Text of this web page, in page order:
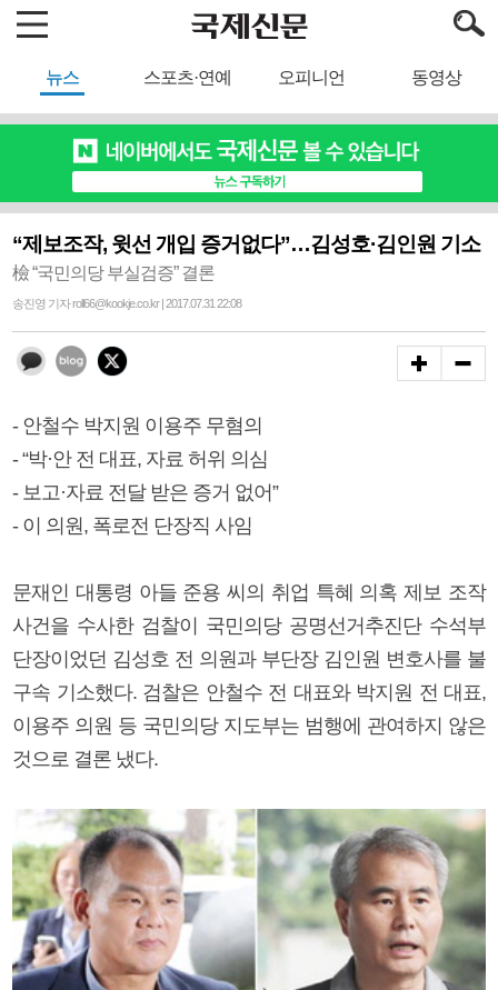
뉴스 스포츠·연예 오피니언 동영상
“제보조작, 윗선 개입 증거없다”…김성호·김인원 기소
檢 “국민의당 부실검증” 결론
송진영 기자 roll66@kookje.co.kr | 2017.07.31 22:08
- 안철수 박지원 이용주 무혐의
- “박·안 전 대표, 자료 허위 의심
- 보고·자료 전달 받은 증거 없어”
- 이 의원, 폭로전 단장직 사임
문재인 대통령 아들 준용 씨의 취업 특혜 의혹 제보 조작
사건을 수사한 검찰이 국민의당 공명선거추진단 수석부
단장이었던 김성호 전 의원과 부단장 김인원 변호사를 불
구속 기소했다. 검찰은 안철수 전 대표와 박지원 전 대표,
이용주 의원 등 국민의당 지도부는 범행에 관여하지 않은
것으로 결론 냈다.